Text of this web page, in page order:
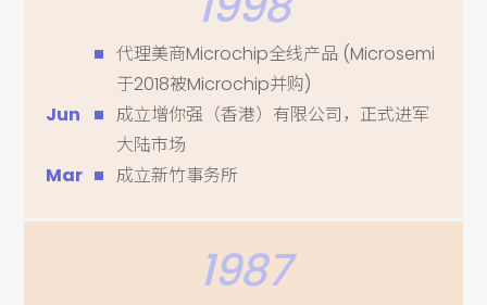
代理美商Microchip全线产品 (Microsemi
于2018被Microchip并购)
Jun
成立增你强（香港）有限公司，正式进军
大陆市场
Mar
成立新竹事务所
1987